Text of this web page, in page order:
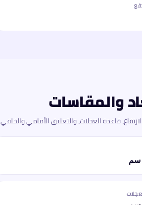
والمقاسات
قاعدة العجلات، والتعليق الأمامي والخلفي